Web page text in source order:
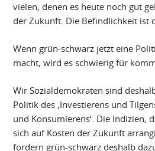
vielen, denen es heute noch gut
der Zukunft. Die Befindlichkeit ist
Wenn grün-schwarz jetzt eine
macht, wird es schwierig für
Wir Sozialdemokraten sind
Politik des ‚Investierens und
und Konsumierens‘. Die Indizien,
sich auf Kosten der Zukunft
fordern grün-schwarz deshalb